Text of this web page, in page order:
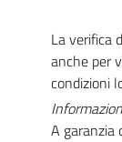
La verifica
anche per
condizioni
A garanzia